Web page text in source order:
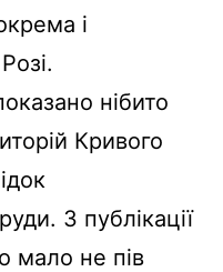
і
нібито
Кривого
З публікації
мало не пів